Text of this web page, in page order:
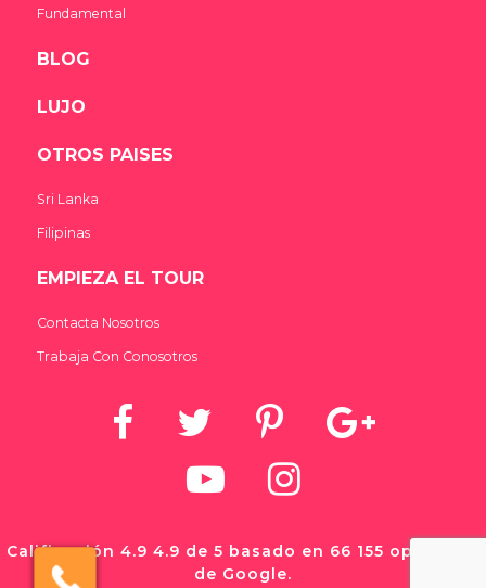
Fundamental
BLOG
LUJO
OTROS PAISES
Sri Lanka
Filipinas
EMPIEZA EL TOUR
Contacta Nosotros
Trabaja Con Conosotros
Calificación 4.9 4.9 de 5 basado en 66 155 opiniones
de Google.